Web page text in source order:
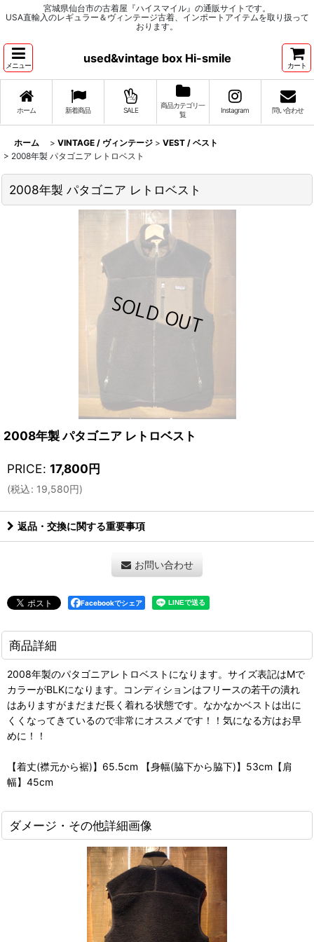
宮城県仙台市の古着屋『ハイスマイル』の通販サイトです。
USA直輸入のレギュラー＆ヴィンテージ古着、インポートアイテムを取り扱って
おります。
メニュー
used&vintage box Hi-smile
カート
ホーム 新着商品 SALE
商品カテゴリ一
覧
Instagram 問い合わせ
ホーム > VINTAGE / ヴィンテージ > VEST / ベスト
> 2008年製 パタゴニア レトロベスト
2008年製 パタゴニア レトロベスト
2008年製 パタゴニア レトロベスト
PRICE: 17,800円
(税込: 19,580円)
返品・交換に関する重要事項
お問い合わせ
Facebookでシェア
商品詳細
2008年製のパタゴニアレトロベストになります。サイズ表記はMで
カラーがBLKになります。コンディションはフリースの若干の潰れ
はありますがまだまだ長く着れる状態です。なかなかベストは出に
くくなってきているので非常にオススメです！！気になる方はお早
めに！！
【着丈(襟元から裾)】65.5cm 【身幅(脇下から脇下)】53cm【肩
幅】45cm
ダメージ・その他詳細画像